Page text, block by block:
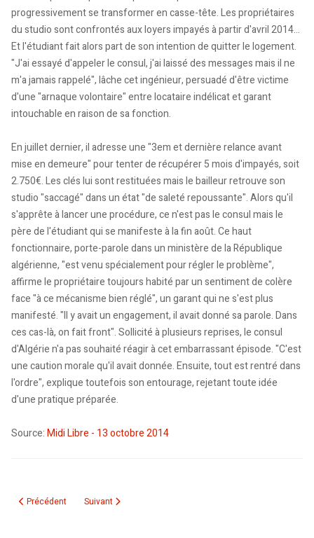
progressivement se transformer en casse-tête. Les propriétaires
du studio sont confrontés aux loyers impayés à partir d'avril 2014...
Et l'étudiant fait alors part de son intention de quitter le logement.
"J'ai essayé d'appeler le consul, j'ai laissé des messages mais il ne
m'a jamais rappelé", lâche cet ingénieur, persuadé d'être victime
d'une "arnaque volontaire" entre locataire indélicat et garant
intouchable en raison de sa fonction.
En juillet dernier, il adresse une "3em et dernière relance avant
mise en demeure" pour tenter de récupérer 5 mois d'impayés, soit
2.750€. Les clés lui sont restituées mais le bailleur retrouve son
studio "saccagé" dans un état "de saleté repoussante". Alors qu'il
s'apprête à lancer une procédure, ce n'est pas le consul mais le
père de l'étudiant qui se manifeste à la fin août. Ce haut
fonctionnaire, porte-parole dans un ministère de la République
algérienne, "est venu spécialement pour régler le problème",
affirme le propriétaire toujours habité par un sentiment de colère
face "à ce mécanisme bien réglé", un garant qui ne s'est plus
manifesté. "Il y avait un engagement, il avait donné sa parole. Dans
ces cas-là, on fait front". Sollicité à plusieurs reprises, le consul
d'Algérie n'a pas souhaité réagir à cet embarrassant épisode. "C'est
une caution morale qu'il avait donnée. Ensuite, tout est rentré dans
l'ordre", explique toutefois son entourage, rejetant toute idée
d'une pratique préparée.
Source:Midi Libre - 13 octobre 2014
Article précédent : UPAC: la relation intime entre un fournisseur et un haut
Précédent Article suivant : Poursuivi par une salariée. Une troisième
Suivant